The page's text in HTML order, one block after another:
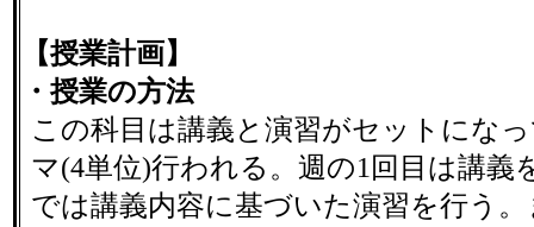
【授業計画】
・授業の方法
この科目は講義と演習がセットにな
マ(4単位)行われる。週の1回目は講義
では講義内容に基づいた演習を行う